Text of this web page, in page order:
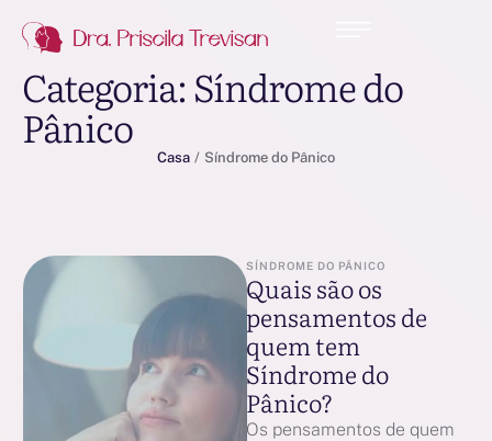
Categoria: Síndrome do
Pânico
Casa / Síndrome do Pânico
SÍNDROME DO PÂNICO
Quais são os
pensamentos de
quem tem
Síndrome do
Pânico?
Os pensamentos de quem